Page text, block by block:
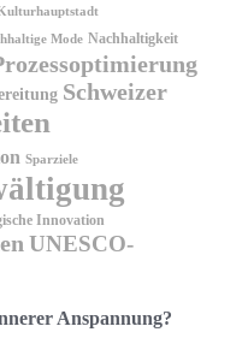
Mode Nachhaltigkeit
Schweizer
Sparziele
Innovation
UNESCO-
Anspannung?